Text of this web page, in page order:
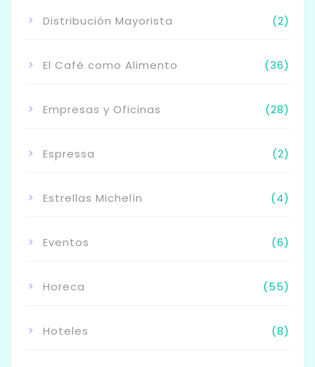
Distribución Mayorista (2)
El Café como Alimento (36)
Empresas y Oficinas (28)
Espressa (2)
Estrellas Michelín (4)
Eventos (6)
Horeca (55)
Hoteles (8)